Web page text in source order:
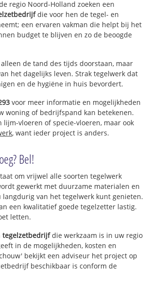
regio Noord-Holland zoeken een
die voor hen de tegel- en
een ervaren vakman die helpt bij het
budget te blijven en zo de beoogde
de tand des tijds doorstaan, maar
het dagelijks leven. Strak tegelwerk dat
en de hygiëne in huis bevordert.
voor meer informatie en mogelijkheden
woning of bedrijfspand kan betekenen.
lijm-vloeren of specie-vloeren, maar ook
, want ieder project is anders.
Bel!
om vrijwel alle soorten tegelwerk
gewerkt met duurzame materialen en
van het tegelwerk kunt genieten.
een kwalitatief goede tegelzetter lastig.
letten.
tegelzetbedrijfdie werkzaam is in uw regio
in de mogelijkheden, kosten en
bekijkt een adviseur het project op
beschikbaar is conform de